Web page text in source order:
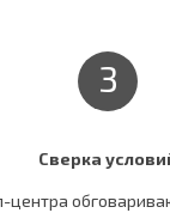
3
Сверка
центра